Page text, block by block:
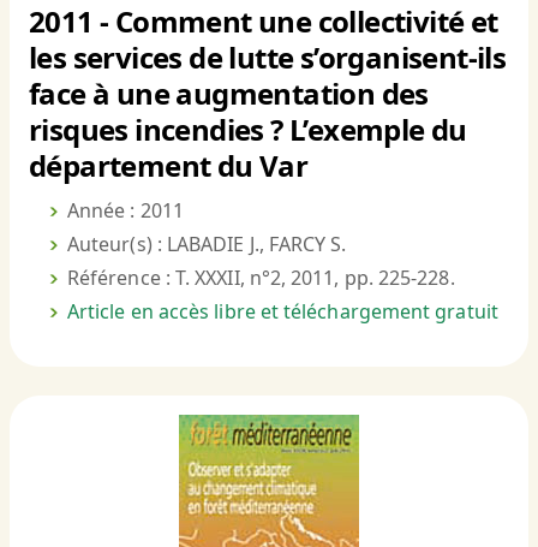
2011 - Comment une collectivité et
les services de lutte s’organisent-ils
face à une augmentation des
risques incendies ? L’exemple du
département du Var
Année : 2011
Auteur(s) : LABADIE J., FARCY S.
Référence : T. XXXII, n°2, 2011, pp. 225-228.
Article en accès libre et téléchargement gratuit